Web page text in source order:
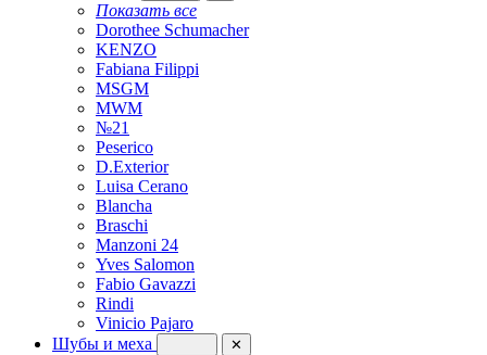
Показать все
Dorothee Schumacher
KENZO
Fabiana Filippi
MSGM
MWM
№21
Peserico
D.Exterior
Luisa Cerano
Blancha
Braschi
Manzoni 24
Yves Salomon
Fabio Gavazzi
Rindi
Vinicio Pajaro
Шубы и меха
✕